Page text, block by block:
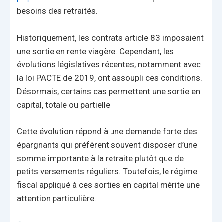
besoins des retraités.
Historiquement, les contrats article 83 imposaient
une sortie en rente viagère. Cependant, les
évolutions législatives récentes, notamment avec
la loi PACTE de 2019, ont assoupli ces conditions.
Désormais, certains cas permettent une sortie en
capital, totale ou partielle.
Cette évolution répond à une demande forte des
épargnants qui préfèrent souvent disposer d’une
somme importante à la retraite plutôt que de
petits versements réguliers. Toutefois, le régime
fiscal appliqué à ces sorties en capital mérite une
attention particulière.